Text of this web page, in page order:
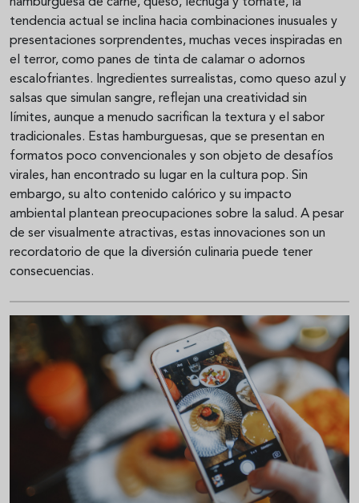
tendencia actual se inclina hacia combinaciones inusuales y
presentaciones sorprendentes, muchas veces inspiradas en
el terror, como panes de tinta de calamar o adornos
escalofriantes. Ingredientes surrealistas, como queso azul y
salsas que simulan sangre, reflejan una creatividad sin
límites, aunque a menudo sacrifican la textura y el sabor
tradicionales. Estas hamburguesas, que se presentan en
formatos poco convencionales y son objeto de desafíos
virales, han encontrado su lugar en la cultura pop. Sin
embargo, su alto contenido calórico y su impacto
ambiental plantean preocupaciones sobre la salud. A pesar
de ser visualmente atractivas, estas innovaciones son un
recordatorio de que la diversión culinaria puede tener
consecuencias.